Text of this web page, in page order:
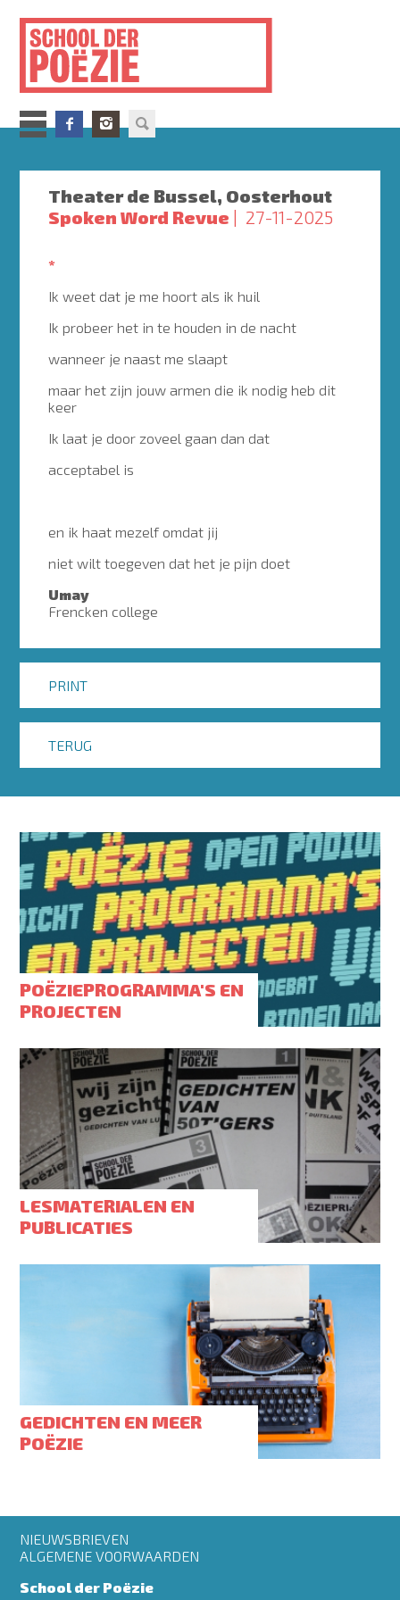
inhoud
gaan
Theater de Bussel, Oosterhout
Spoken Word Revue
27-11-2025
*
Ik weet dat je me hoort als ik huil
Ik probeer het in te houden in de nacht
wanneer je naast me slaapt
maar het zijn jouw armen die ik nodig heb dit
keer
Ik laat je door zoveel gaan dan dat
acceptabel is
en ik haat mezelf omdat jij
niet wilt toegeven dat het je pijn doet
Umay
Frencken college
PRINT
TERUG
POËZIEPROGRAMMA'S EN
PROJECTEN
LESMATERIALEN EN
PUBLICATIES
GEDICHTEN EN MEER
POËZIE
Footer
menu
NIEUWSBRIEVEN
ALGEMENE VOORWAARDEN
School der Poëzie